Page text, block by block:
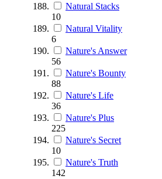
Natural Stacks
10
Natural Vitality
6
Nature's Answer
56
Nature's Bounty
88
Nature's Life
36
Nature's Plus
225
Nature's Secret
10
Nature's Truth
142